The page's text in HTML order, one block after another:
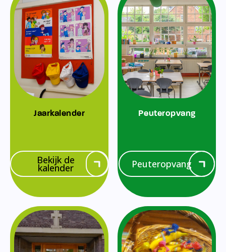
Jaarkalender
Bekijk de
kalender
Peuteropvang
Peuteropvang